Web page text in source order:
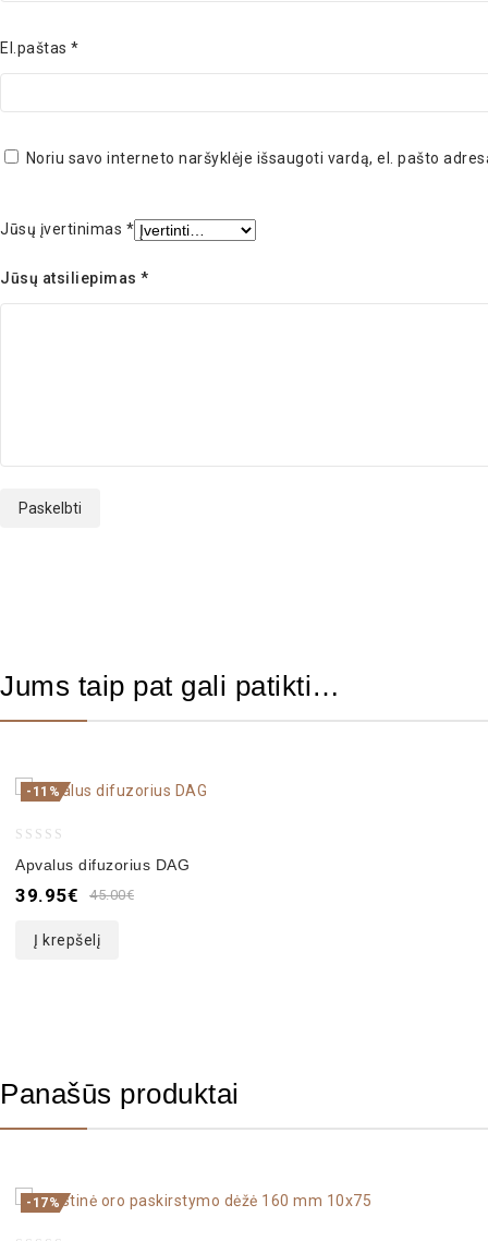
El.paštas *
Noriu savo interneto naršyklėje išsaugoti vardą, el. pašto
Jūsų įvertinimas *
Jūsų atsiliepimas *
Jums taip pat gali patikti…
-11%
Apvalus difuzorius DAG
45.00€
39.95€
Į krepšelį
Panašūs produktai
-17%